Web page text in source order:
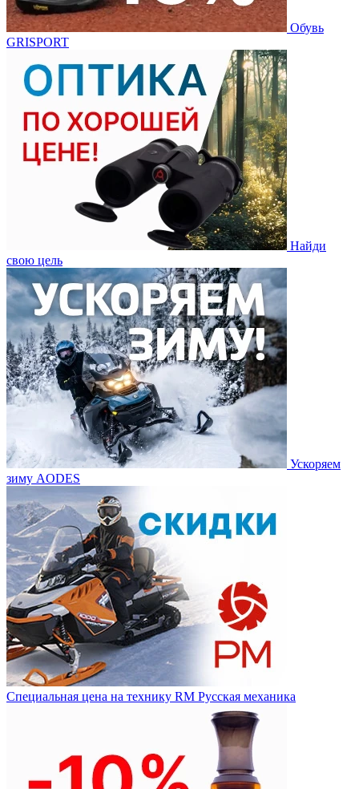
Обувь
GRISPORT
Найди
свою цель
Ускоряем
зиму AODES
Специальная цена на технику RM Русская механика